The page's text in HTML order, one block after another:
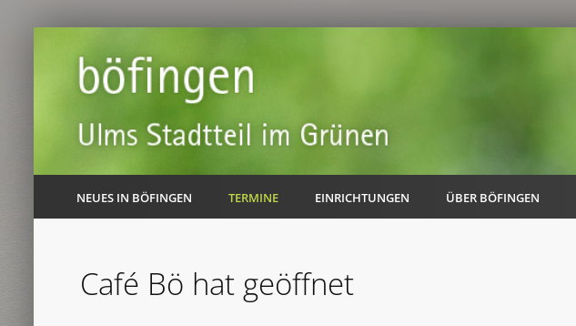
NEUES IN BÖFINGEN TERMINE EINRICHTUNGEN ÜBER BÖFINGEN
Café Bö hat geöffnet